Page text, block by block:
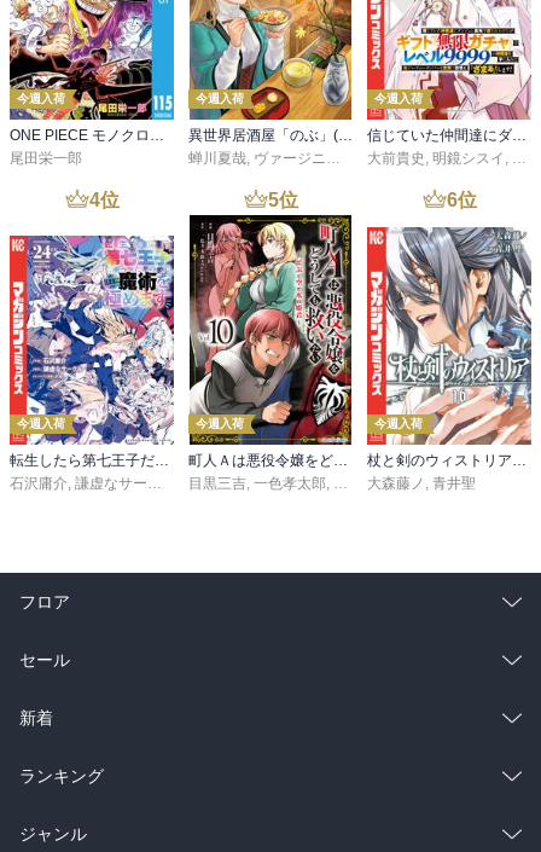
今週入荷
ONE PIECE モノクロ版 115
尾田栄一郎
今週入荷
異世界居酒屋「のぶ」(22)
蝉川夏哉, ヴァージニア二等兵 ,転
今週入荷
信じていた仲間達にダンジョン奥地で殺されかけたがギフト『無限ガチャ』でレベル９９９９の仲間達を手に入れて元パーティーメンバーと世界に復讐＆『ざまぁ！』します！（２３）
大前貴史 , 明鏡シスイ , ｔ
4位
今週入荷
転生したら第七王子だったので、気ままに魔術を極めます（２４）
石沢庸介, 謙虚なサークル メル。
5位
今週入荷
町人Ａは悪役令嬢をどうしても救いたい ～どぶと空と氷の姫君～１０【電子書店共通特典イラスト付】
目黒三吉, 一色孝太郎, Parum
6位
今週入荷
杖と剣のウィストリア（１６）
大森藤ノ , 青井聖
フロア
総合
ラノベ
雑誌・グラビア
BL・TL
セール
総合
ラノベ
雑誌・グラビア
新着
総合
ラノベ
ランキング
総合
ジャンル